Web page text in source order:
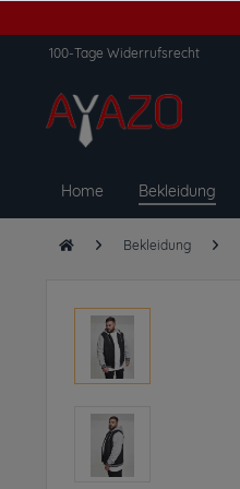
100-Tage Widerrufsrecht
Home Bekleidung
Bekleidung